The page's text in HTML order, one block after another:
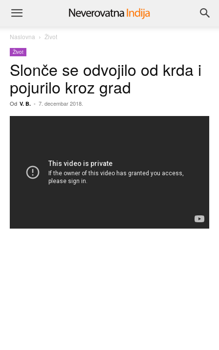
Naslovna Život
Život
Slonče se odvojilo od krda i
pojurilo kroz grad
Od V. B. - 7. decembar 2018.